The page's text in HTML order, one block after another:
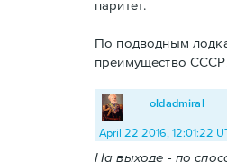
паритет.
По подводным
преимущество
oldadmiral
April 22 2016, 12:01:22
На выходе - по